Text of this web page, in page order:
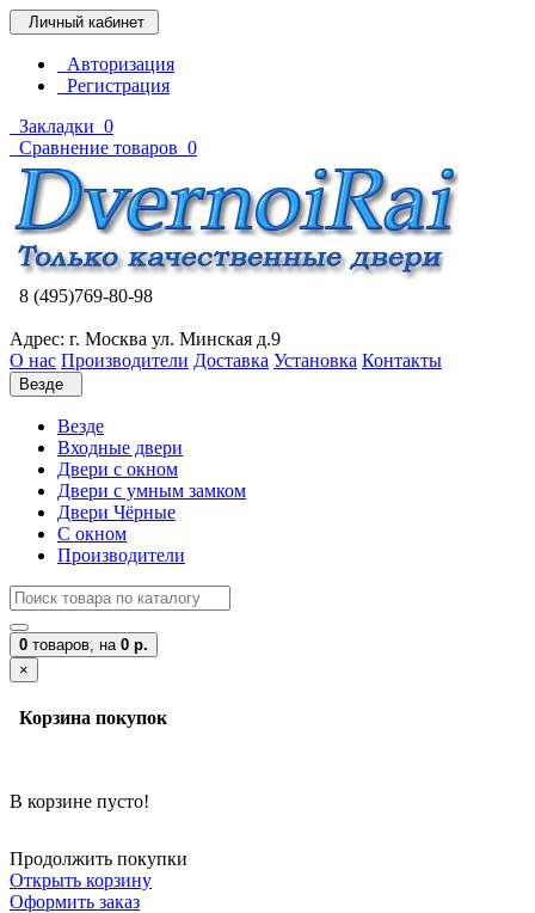
Личный кабинет
Авторизация
Регистрация
Закладки 0
Сравнение товаров 0
8 (495)769-80-98
Адрес: г. Москва ул. Минская д.9
О нас Производители Доставка Установка Контакты
Везде
Везде
Входные двери
Двери с окном
Двери с умным замком
Двери Чёрные
C окном
Производители
0 товаров, на 0 р.
×
Корзина покупок
В корзине пусто!
Продолжить покупки
Открыть корзину
Оформить заказ